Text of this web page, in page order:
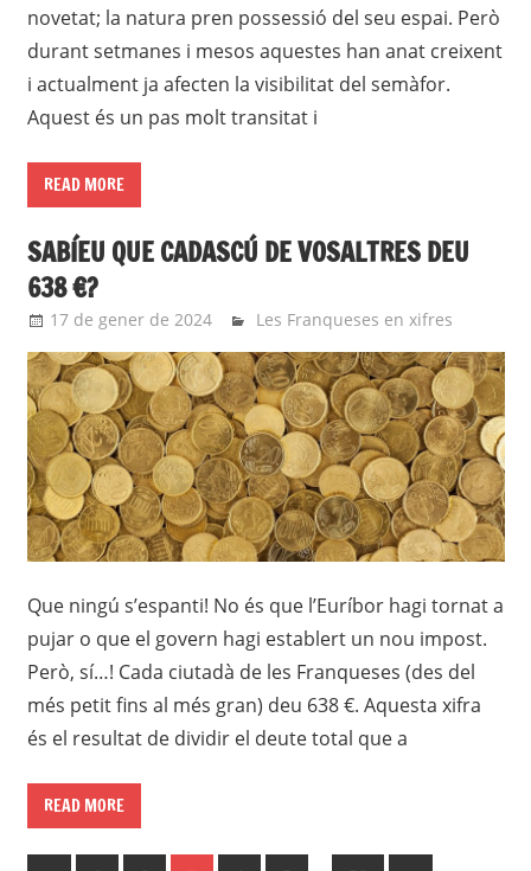
novetat; la natura pren possessió del seu espai. Però
durant setmanes i mesos aquestes han anat creixent
i actualment ja afecten la visibilitat del semàfor.
Aquest és un pas molt transitat i
READ MORE
SABÍEU QUE CADASCÚ DE VOSALTRES DEU
638 €?
17 de gener de 2024 roger
Les Franqueses en xifres
Que ningú s’espanti! No és que l’Euríbor hagi tornat a
pujar o que el govern hagi establert un nou impost.
Però, sí…! Cada ciutadà de les Franqueses (des del
més petit fins al més gran) deu 638 €. Aquesta xifra
és el resultat de dividir el deute total que a
READ MORE